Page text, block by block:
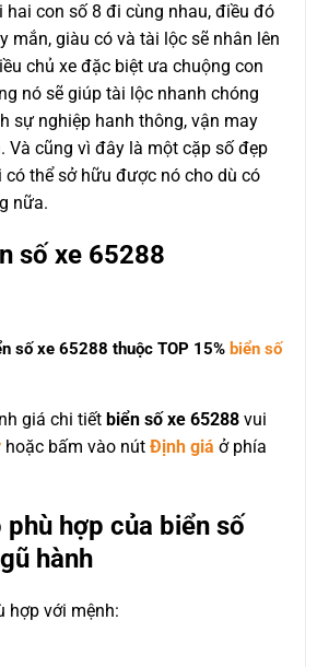
hai con số 8 đi cùng nhau, điều đó
mắn, giàu có và tài lộc sẽ nhân lên
chủ xe đặc biệt ưa chuộng con
nó sẽ giúp tài lộc nhanh chóng
sự nghiệp hanh thông, vận may
Và cũng vì đây là một cặp số đẹp
có thể sở hữu được nó cho dù có
nữa.
số xe 65288
số xe 65288 thuộc TOP 15% biển số
giá chi tiết biển số xe 65288 vui
hoặc bấm vào nút Định giá ở phía
hợp của biển số
hành
hợp với mệnh: